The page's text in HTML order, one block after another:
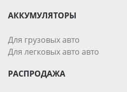
АККУМУЛЯТОРЫ
Для грузовых авто
Для легковых авто авто
РАСПРОДАЖА